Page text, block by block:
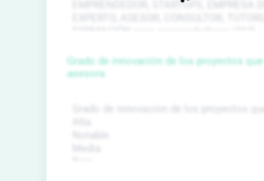
Grado de innovación de los proyectos que
asesora